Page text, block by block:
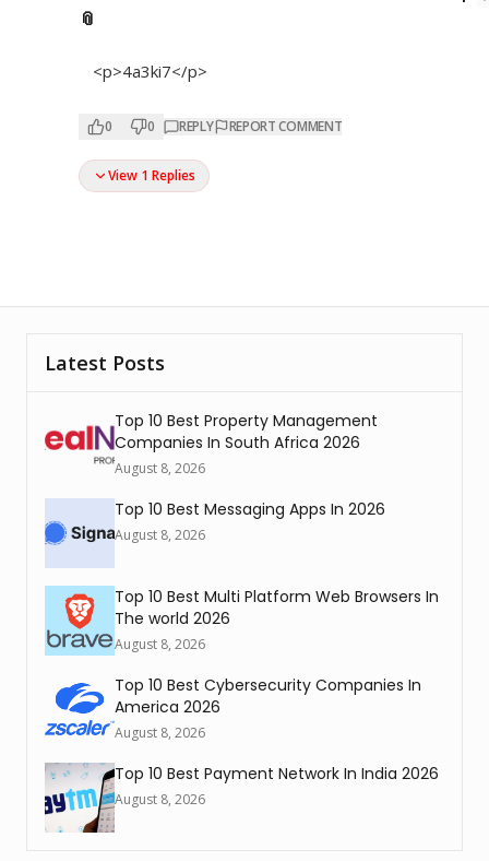
📎
<p>4a3ki7</p>
0 0 REPLY REPORT COMMENT
View 1 Replies
Latest Posts
Top 10 Best Property Management
Companies In South Africa 2026
August 8, 2026
Top 10 Best Messaging Apps In 2026
August 8, 2026
Top 10 Best Multi Platform Web Browsers In
The world 2026
August 8, 2026
Top 10 Best Cybersecurity Companies In
America 2026
August 8, 2026
Top 10 Best Payment Network In India 2026
August 8, 2026